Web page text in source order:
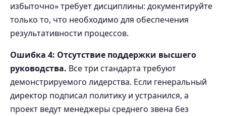
избыточно» требует дисциплины: документируйте
только то, что необходимо для обеспечения
результативности процессов.
Ошибка 4: Отсутствие поддержки высшего
руководства. Все три стандарта требуют
демонстрируемого лидерства. Если генеральный
директор подписал политику и устранился, а
проект ведут менеджеры среднего звена без